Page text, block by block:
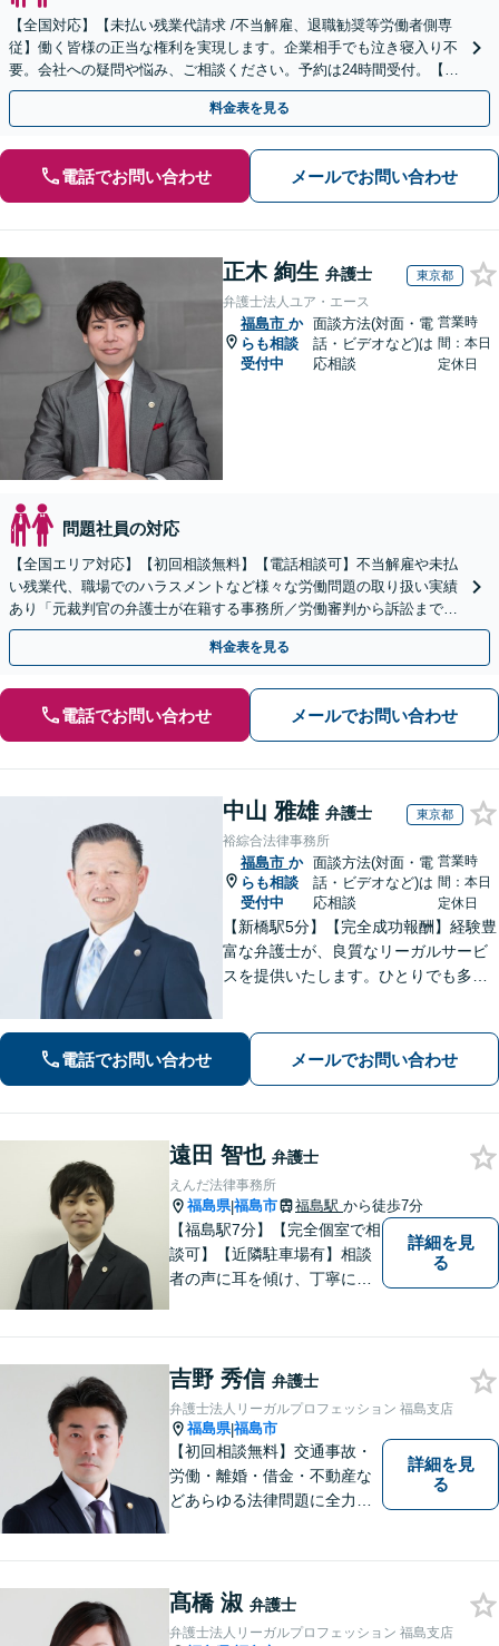
【全国対応】【未払い残業代請求 /不当解雇、退職勧奨等労働者側専
従】働く皆様の正当な権利を実現します。企業相手でも泣き寝入り不
要。会社への疑問や悩み、ご相談ください。予約は24時間受付。【初
回面談無料】【夜間・休日対応可】
料金表を見る
電話でお問い合わせ メールでお問い合わせ
正木 絢生 弁護士 東京都
弁護士法人ユア・エース
福島市 か
らも相談
受付中
面談方法(対面・電
話・ビデオなど)は
応相談
営業時
間：本日
定休日
問題社員の対応
【全国エリア対応】【初回相談無料】【電話相談可】不当解雇や未払
い残業代、職場でのハラスメントなど様々な労働問題の取り扱い実績
あり「元裁判官の弁護士が在籍する事務所／労働審判から訴訟まで、
裁判官経験を活かした最適な戦略を立案」
料金表を見る
電話でお問い合わせ メールでお問い合わせ
中山 雅雄 弁護士 東京都
裕綜合法律事務所
福島市 か
らも相談
受付中
面談方法(対面・電
話・ビデオなど)は
応相談
営業時
間：本日
定休日
【新橋駅5分】【完全成功報酬】経験豊
富な弁護士が、良質なリーガルサービ
スを提供いたします。ひとりでも多く
す。お困りの際は、ぜひご相談くださ
い。【弁護士歴20年以上】
電話でお問い合わせ メールでお問い合わせ
遠田 智也 弁護士
えんだ法律事務所
福島県|福島市 福島駅 から徒歩7分
【福島駅7分】【完全個室で相
談可】【近隣駐車場有】相談
者の声に耳を傾け、丁寧にわ
った」と思っていただけるよ
うに全力を尽くしていきま
す。
詳細を見
る
吉野 秀信 弁護士
弁護士法人リーガルプロフェッション 福島支店
福島県|福島市
【初回相談無料】交通事故・
労働・離婚・借金・不動産な
どあらゆる法律問題に全力を
す。お困りの方はまずはご相
談ください。
詳細を見
る
髙橋 淑 弁護士
弁護士法人リーガルプロフェッション 福島支店